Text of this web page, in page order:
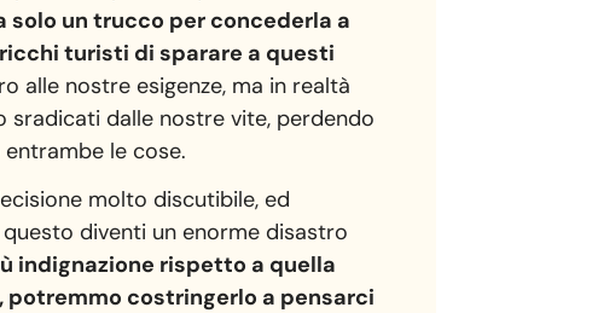
solo un trucco per concederla a
turisti di sparare a questi
alle nostre esigenze, ma in realtà
sradicati dalle nostre vite, perdendo
le cose.
molto discutibile, ed
diventi un enorme disastro
indignazione rispetto a quella
potremmo costringerlo a pensarci